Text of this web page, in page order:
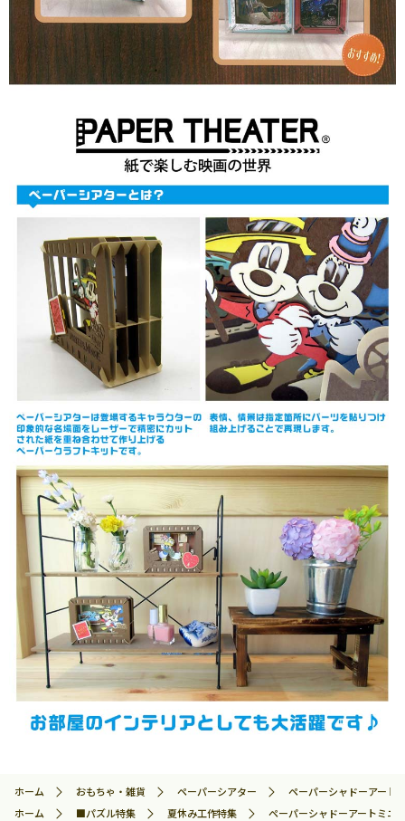
ホーム おもちゃ・雑貨 ペーパーシアター
ペーパーシャドーアー
ホーム
■パズル特集 夏休み工作特集
ペーパーシャドーアートミ